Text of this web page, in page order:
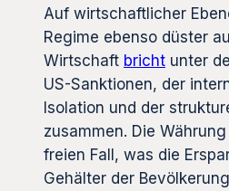
Auf wirtschaftlicher
Regime ebenso düster
Wirtschaft bricht unter
US-Sanktionen, der
Isolation und der
zusammen. Die
freien Fall, was die
Gehälter der